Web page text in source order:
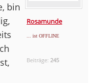
Rosamunde
... ist OFFLINE
Beiträge: 245
bin